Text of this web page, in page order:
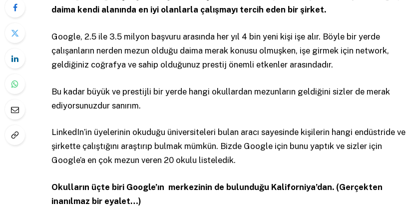
daima kendi alanında en iyi olanlarla çalışmayı tercih eden bir şirket.
Google, 2.5 ile 3.5 milyon başvuru arasında her yıl 4 bin yeni kişi işe alır. Böyle bir yerde
çalışanların nerden mezun olduğu daima merak konusu olmuşken, işe girmek için network,
geldiğiniz coğrafya ve sahip olduğunuz prestij önemli etkenler arasındadır.
Bu kadar büyük ve prestijli bir yerde hangi okullardan mezunların geldiğini sizler de merak
ediyorsunuzdur sanırım.
LinkedIn’in üyelerinin okuduğu üniversiteleri bulan aracı sayesinde kişilerin hangi endüstride ve
şirkette çalıştığını araştırıp bulmak mümkün. Bizde Google için bunu yaptık ve sizler için
Google’a en çok mezun veren 20 okulu listeledik.
Okulların üçte biri Google’ın merkezinin de bulunduğu Kaliforniya’dan. (Gerçekten
inanılmaz bir eyalet…)